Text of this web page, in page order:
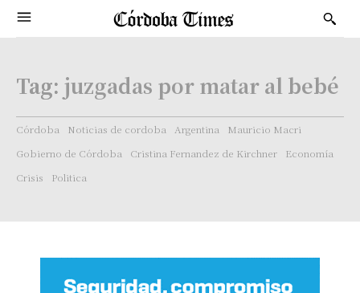
Tag: juzgadas por matar al bebé
Córdoba Noticias de cordoba Argentina
Mauricio Macri
Gobierno de Córdoba
Cristina Fernandez de Kirchner
Economía
Crisis
Politica